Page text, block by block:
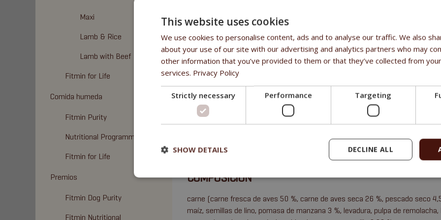
Maxi
Lamb & Rice
Lamb with Beef
Fitmin for Life
Comida humeda
Fitmin Purity
Nutritional Programme
Fitmin for Life
Premios
Fitmin Dog Purity
Fitmin Nutritional
BENEFICIOS
Elaborado con 50% carne de pollo fresca ° 21% ingredientes secos de pollo °
- 83% proteína de origen animal
- con una proporción equilibrada de ácidos grasos omega 3 y 6 para una piel y
- con antioxidantes naturales para proteger las células del cuerpo contra los
- trigo sin gluten para reducir el riesgo de alergias - con complejo de cuidado
- sin soja ni ingredientes genéticamente modificados
COMPOSICIÓN
carne (carne fresca de aves 50 %, carne de aves seca 26 %, pescado seco
maíz, semillas de lino, pomasa de manzana 3 %, levadura, pulpa de
This website uses cookies
We use cookies to personalise content, ads and to analyse our traffic. We also
about your use of our site with our advertising and analytics partners who may
other information that you’ve provided to them or that they’ve collected from
services. Privacy Policy
Strictly necessary Performance Targeting
DECLINE ALL
SHOW DETAILS